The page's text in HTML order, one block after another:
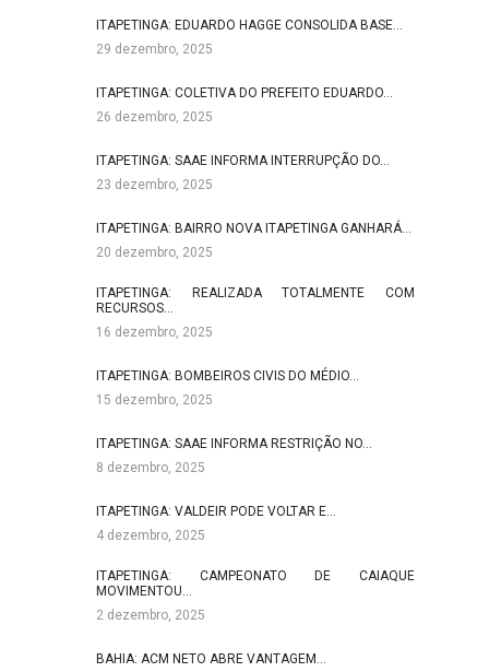
ITAPETINGA: EDUARDO HAGGE CONSOLIDA BASE…
29 dezembro, 2025
ITAPETINGA: COLETIVA DO PREFEITO EDUARDO…
26 dezembro, 2025
ITAPETINGA: SAAE INFORMA INTERRUPÇÃO DO…
23 dezembro, 2025
ITAPETINGA: BAIRRO NOVA ITAPETINGA GANHARÁ…
20 dezembro, 2025
ITAPETINGA: REALIZADA TOTALMENTE COM
RECURSOS…
16 dezembro, 2025
ITAPETINGA: BOMBEIROS CIVIS DO MÉDIO…
15 dezembro, 2025
ITAPETINGA: SAAE INFORMA RESTRIÇÃO NO…
8 dezembro, 2025
ITAPETINGA: VALDEIR PODE VOLTAR E…
4 dezembro, 2025
ITAPETINGA: CAMPEONATO DE CAIAQUE
MOVIMENTOU…
2 dezembro, 2025
BAHIA: ACM NETO ABRE VANTAGEM…